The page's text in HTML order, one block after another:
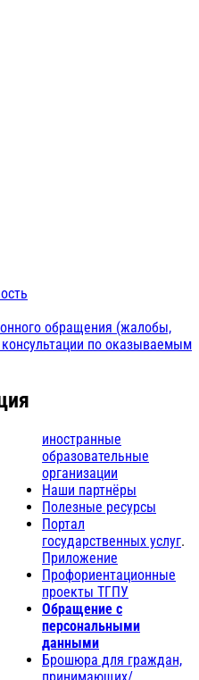
обращения (жалобы,
по оказываемым
иностранные
образовательные
организации
Наши партнёры
Полезные ресурсы
Портал
государственных услуг.
Приложение
Профориентационные
проекты ТГПУ
Обращение с
персональными
данными
Брошюра для граждан,
принимающих/